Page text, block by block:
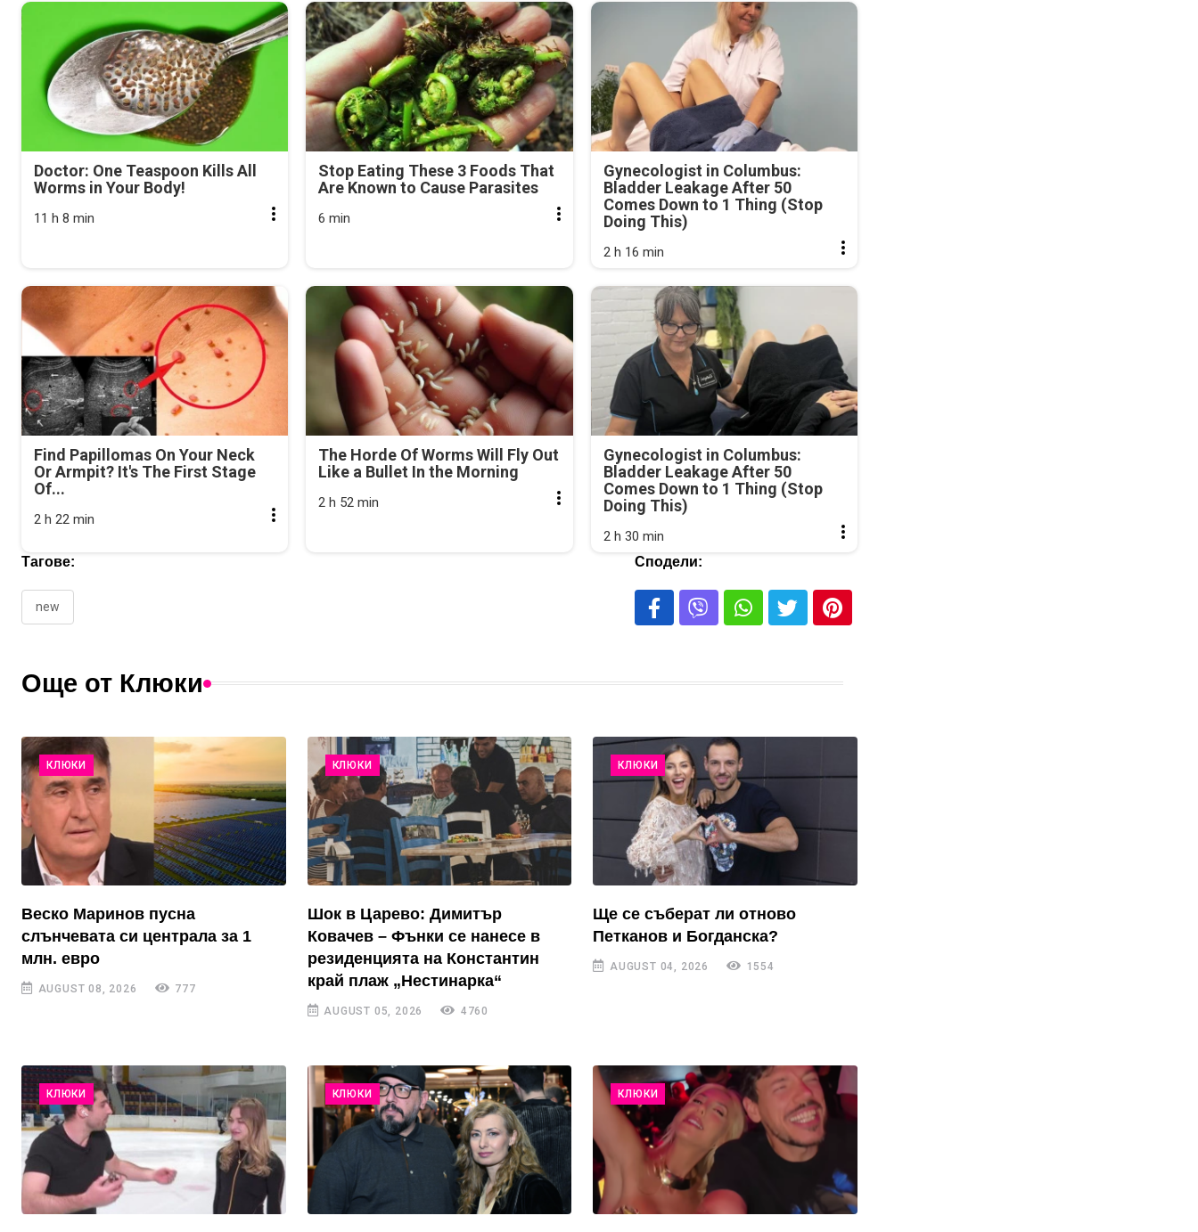
Doctor: One Teaspoon Kills All
Worms in Your Body!
11 h 8 min
Stop Eating These 3 Foods That
Are Known to Cause Parasites
6 min
Gynecologist in Columbus:
Bladder Leakage After 50
Comes Down to 1 Thing (Stop
Doing This)
2 h 16 min
Find Papillomas On Your Neck
Or Armpit? It's The First Stage
Of...
2 h 22 min
The Horde Of Worms Will Fly Out
Like a Bullet In the Morning
2 h 52 min
Gynecologist in Columbus:
Bladder Leakage After 50
Comes Down to 1 Thing (Stop
Doing This)
2 h 30 min
Тагове:
new
Сподели:
Още от Клюки
КЛЮКИ
Веско Маринов пусна
слънчевата си централа за 1
млн. евро
AUGUST 08, 2026 777
КЛЮКИ
Шок в Царево: Димитър
Ковачев – Фънки се нанесе в
резиденцията на Константин
край плаж „Нестинарка“
AUGUST 05, 2026 4760
КЛЮКИ
Ще се съберат ли отново
Петканов и Богданска?
AUGUST 04, 2026 1554
КЛЮКИ КЛЮКИ КЛЮКИ